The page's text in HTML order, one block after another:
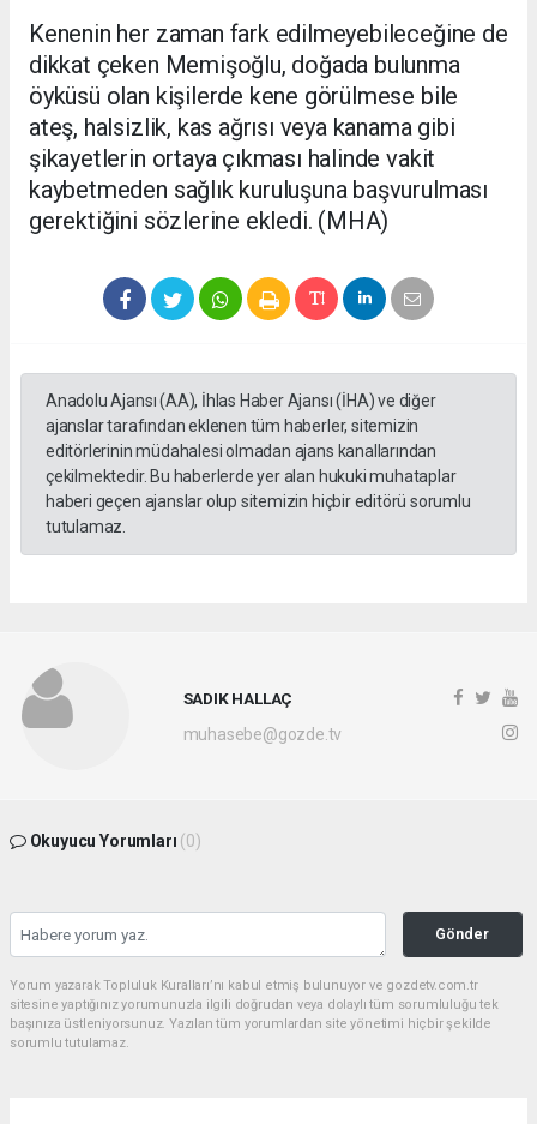
Kenenin her zaman fark edilmeyebileceğine de
dikkat çeken Memişoğlu, doğada bulunma
öyküsü olan kişilerde kene görülmese bile
ateş, halsizlik, kas ağrısı veya kanama gibi
şikayetlerin ortaya çıkması halinde vakit
kaybetmeden sağlık kuruluşuna başvurulması
gerektiğini sözlerine ekledi. (MHA)
Anadolu Ajansı (AA), İhlas Haber Ajansı (İHA) ve diğer
ajanslar tarafından eklenen tüm haberler, sitemizin
editörlerinin müdahalesi olmadan ajans kanallarından
çekilmektedir. Bu haberlerde yer alan hukuki muhataplar
haberi geçen ajanslar olup sitemizin hiçbir editörü sorumlu
tutulamaz.
SADIK HALLAÇ
muhasebe@gozde.tv
Okuyucu Yorumları (0)
Gönder
Yorum yazarak Topluluk Kuralları’nı kabul etmiş bulunuyor ve gozdetv.com.tr
sitesine yaptığınız yorumunuzla ilgili doğrudan veya dolaylı tüm sorumluluğu tek
başınıza üstleniyorsunuz. Yazılan tüm yorumlardan site yönetimi hiçbir şekilde
sorumlu tutulamaz.